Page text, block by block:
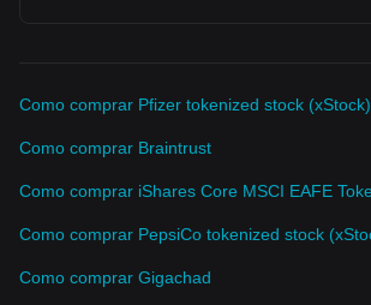
Como comprar Pfizer tokenized stock (xStock)
Como comprar Braintrust
Como comprar iShares Core MSCI EAFE
Como comprar PepsiCo tokenized stock
Como comprar Gigachad